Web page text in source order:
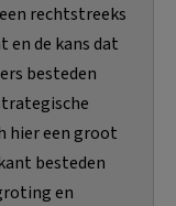
rechtstreeks
en de kans dat
besteden
hier een groot
besteden
en